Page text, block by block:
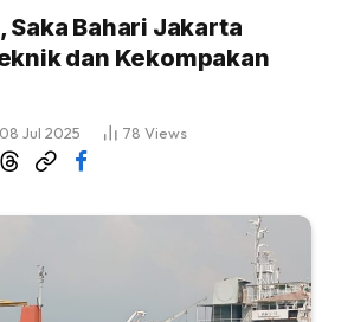
Saka Bahari Jakarta
dan Kekompakan
Jul 2025 78 Views